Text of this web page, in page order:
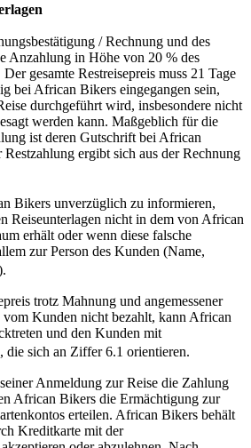
/ Rechnung und des
Anzahlung in Höhe von 20 % des
gesamte Restreisepreis muss 21 Tage
bei African Bikers eingegangen sein,
durchgeführt wird, insbesondere nicht
werden kann. Maßgeblich für die
ist deren Gutschrift bei African
ergibt sich aus der Rechnung
Bikers unverzüglich zu informieren,
Reiseunterlagen nicht in dem von African
erhält oder wenn diese falsche
zur Person des Kunden (Name,
trotz Mahnung und angemessener
Kunden nicht bezahlt, kann African
und den Kunden mit
die sich an Ziffer 6.1 orientieren.
Anmeldung zur Reise die Zahlung
African Bikers die Ermächtigung zur
erteilen. African Bikers behält
Kreditkarte mit der